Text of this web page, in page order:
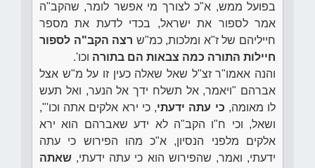
בפועל ממש, א"כ לצורך מי אפשר לומר, שהקב"ה
אמר לספור את ישראל, בכדי לדעת את מספר
חייליהם של ז"א ומלכות, כמ"ש רצה הקב"ה לספור
חיילות התורה כמה צבאות הם בתורה וכו'.
והנה אאמו"ר זצ"ל שאל שאלה כעין זו על מ"ש אצל
אברהם "ויאמר, אל תשלח ידך אל הנער, ואל תעש
לו מאומה, כי עתה ידעתי, כי ירא אלקים אתה וכו'",
ושאל, וכי ח"ו הקב"ה לא ידע שאברהם הוא ירא
אלקים מלפני הנסיון, א"כ מהו הפירוש כי עתה
ידעתי, ואמר, שהפירוש הוא כי עתה ידעתי, שאתה